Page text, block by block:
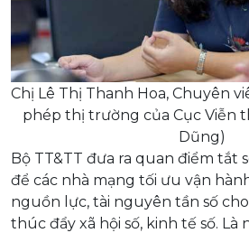
Chị Lê Thị Thanh Hoa, Chuyên
phép thị trường của Cục Viễn
Dũng)
Bộ TT&TT đưa ra quan điểm tắt
để các nhà mạng tối ưu vận
nguồn lực, tài nguyên tần số
thúc đẩy xã hội số, kinh tế số. Là